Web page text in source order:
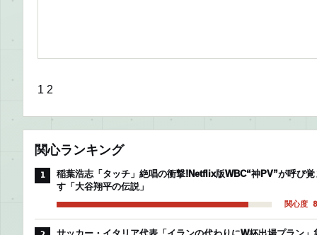
1 2
関心ランキング
1
稲葉浩志「タッチ」絶唱の衝撃!Netflix版WBC“神PV”が呼び覚
す「大谷翔平の伝説」
関心度